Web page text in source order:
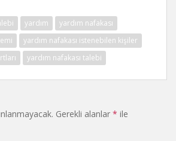
yardım
yardım nafakası
yardım nafakası istenebilen kişiler
yardım nafakası talebi
Gerekli alanlar * ile